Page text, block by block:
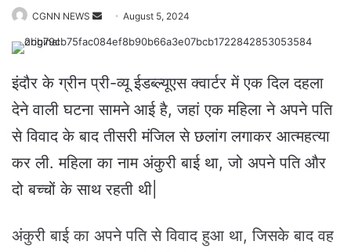
CGNN NEWS
e
d
a
n
e
a
August 5, 2024
इंदौर के ग्रीन प्री-व्यू ईडब्ल्यूएस क्वार्टर में एक दिल दहला
देने वाली घटना सामने आई है, जहां एक महिला ने अपने पति
से विवाद के बाद तीसरी मंजिल से छलांग लगाकर आत्महत्या
कर ली. महिला का नाम अंकुरी बाई था, जो अपने पति और
दो बच्चों के साथ रहती थी|
अंकुरी बाई का अपने पति से विवाद हुआ था, जिसके बाद वह